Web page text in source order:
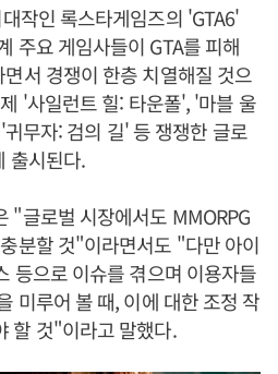
작인 록스타게임즈의 'GTA6'
주요 게임사들이 GTA를 피해
서 경쟁이 한층 치열해질 것으
'사일런트 힐: 타운폴', '마블 울
무자: 검의 길' 등 쟁쟁한 글로
출시된다.
"글로벌 시장에서도 MMORPG
분할 것"이라면서도 "다만 아이
등으로 이슈를 겪으며 이용자들
미루어 볼 때, 이에 대한 조정 작
할 것"이라고 말했다.